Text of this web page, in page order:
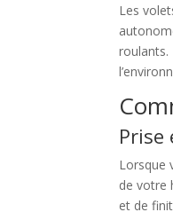
Les
roulants.
Prise
Lorsque
de votre
et de